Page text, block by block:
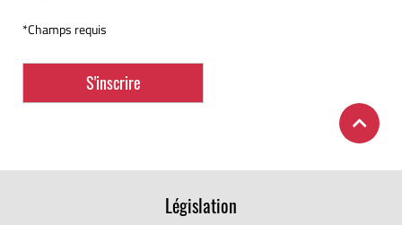
*Champs requis
Législation